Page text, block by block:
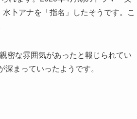
卜アナを「指名」したそうです。こ
密な雰囲気があったと報じられてい
まっていったようです。